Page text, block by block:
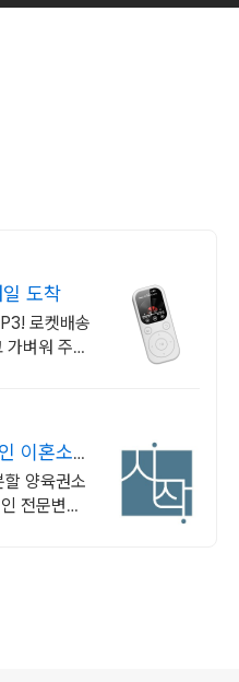
도착
로켓배송
벼워 주머
이혼소송
양육권소
전문변호